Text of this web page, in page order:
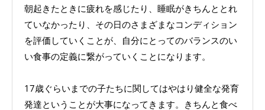
朝起きたときに疲れを感じたり、睡眠がきちんととれ
ていなかったり、その日のさまざまなコンディション
を評価していくことが、自分にとってのバランスのい
い食事の定義に繋がっていくことになります。
17歳ぐらいまでの子たちに関してはやはり健全な発育
発達ということが大事になってきます。きちんと食べ